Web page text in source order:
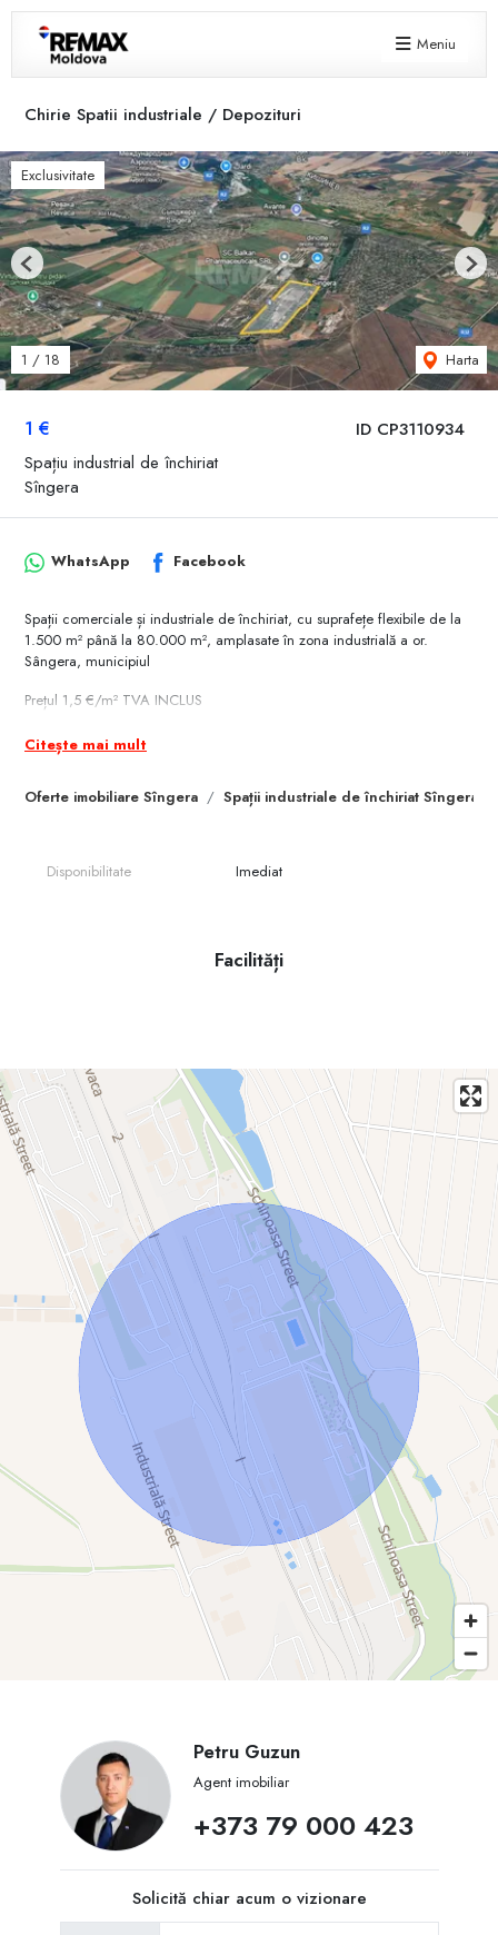
Meniu
Chirie Spatii industriale / Depozituri
ID CP3110934
1 €
Spațiu industrial de închiriat
Sîngera
Exclusivitate
1 / 18 Harta
Previous Next
Oferte imobiliare Sîngera Spații industriale de închiriat Sîngera
WhatsApp Facebook
Spații comerciale și industriale de închiriat, cu suprafețe flexibile de la
1.500 m² până la 80.000 m², amplasate în zona industrială a or.
Sângera, municipiul
Prețul 1,5 €/m² TVA INCLUS
Chișinău.Detalii ofertă:
* Chișinău (Centru): \~16,7 km
* Tiraspol: \~44,6 km
* Vama Leușeni: \~76 km
* Vama Palanca (UA): \~99 km
* Iași: \~111 km
* Vama Sculeni: \~126 km
* Bălți: \~126 km
* Vama Tudora (UA): \~142 km
* Portul Giurgiulești: \~171 km
* Odesa: \~139 km
* București: \~357 km
Avantaje principale:
* Cea mai bună ofertă de preț pe piață pentru suprafețe mari
* Potrivite pentru depozitare, logistică, producere, centre de distribuție
* Posibilitate de personalizare a spațiului în funcție de necesitățile
Petru Guzun – Consultant Imobiliar RE/MAX Invest
Telefon: +373 790 00 423
Citește mai mult
Disponibilitate Imediat
Facilități
Petru Guzun
Agent imobiliar
+373 79 000 423
Solicită chiar acum o vizionare